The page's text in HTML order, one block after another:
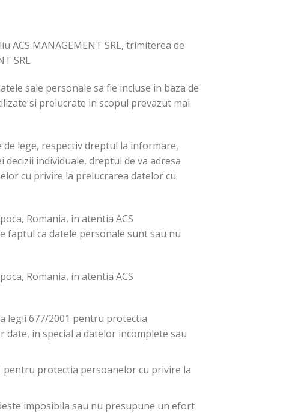
MANAGEMENT SRL, trimiterea de
SRL
sale personale sa fie incluse in baza de
si prelucrate in scopul prevazut mai
lege, respectiv dreptul la informare,
individuale, dreptul de va adresa
cu privire la prelucrarea datelor cu
Romania, in atentia ACS
faptul ca datele personale sunt sau nu
Romania, in atentia ACS
legii 677/2001 pentru protectia
in special a datelor incomplete sau
protectia persoanelor cu privire la
imposibila sau nu presupune un efort